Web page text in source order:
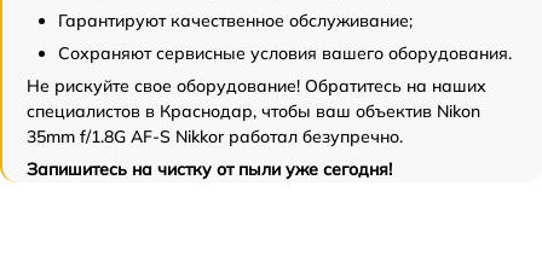
Гарантируют качественное обслуживание;
Сохраняют сервисные условия вашего оборудования.
Не рискуйте свое оборудование! Обратитесь на наших
специалистов в Краснодар, чтобы ваш объектив Nikon
35mm f/1.8G AF-S Nikkor работал безупречно.
Запишитесь на чистку от пыли уже сегодня!